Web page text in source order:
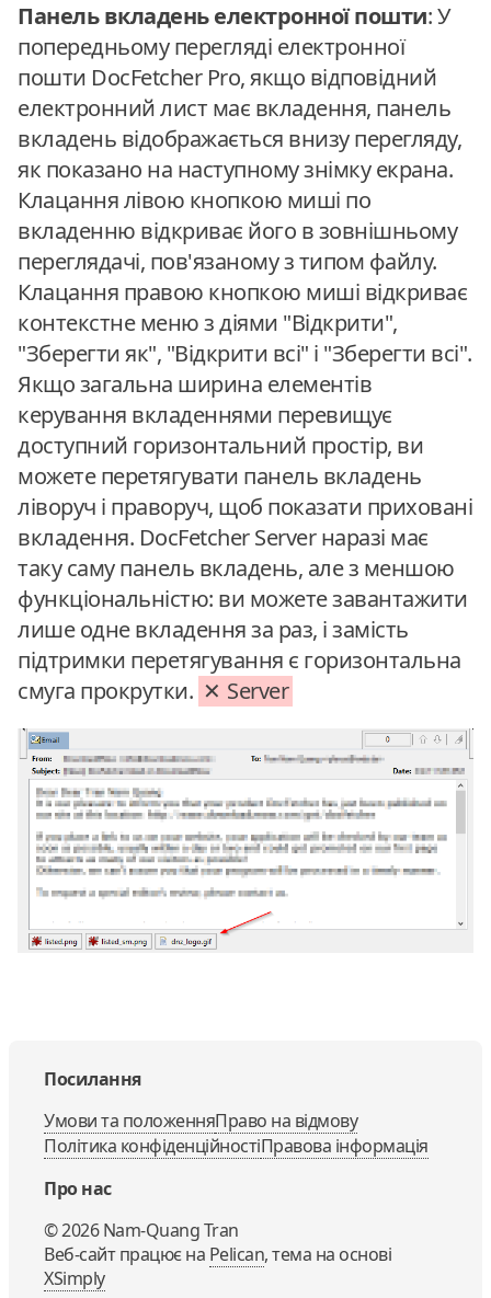
Панель вкладень електронної пошти: У
попередньому перегляді електронної
пошти DocFetcher Pro, якщо відповідний
електронний лист має вкладення, панель
вкладень відображається внизу перегляду,
як показано на наступному знімку екрана.
Клацання лівою кнопкою миші по
вкладенню відкриває його в зовнішньому
переглядачі, пов'язаному з типом файлу.
Клацання правою кнопкою миші відкриває
контекстне меню з діями "Відкрити",
"Зберегти як", "Відкрити всі" і "Зберегти всі".
Якщо загальна ширина елементів
керування вкладеннями перевищує
доступний горизонтальний простір, ви
можете перетягувати панель вкладень
ліворуч і праворуч, щоб показати приховані
вкладення. DocFetcher Server наразі має
таку саму панель вкладень, але з меншою
функціональністю: ви можете завантажити
лише одне вкладення за раз, і замість
підтримки перетягування є горизонтальна
смуга прокрутки.
Server
Посилання
Умови та положенняПраво на відмову
Політика конфіденційностіПравова інформація
Про нас
©2026Nam-Quang Tran
Веб-сайт працює на Pelican, тема на основі
XSimply